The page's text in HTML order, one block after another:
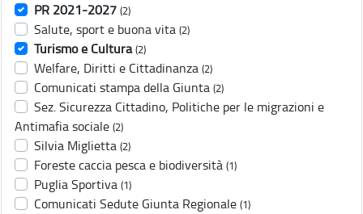
PR 2021-2027 (2)
Salute, sport e buona vita (2)
Turismo e Cultura (2)
Welfare, Diritti e Cittadinanza (2)
Comunicati stampa della Giunta (2)
Sez. Sicurezza Cittadino, Politiche per le migrazioni e
Antimafia sociale (2)
Silvia Miglietta (2)
Foreste caccia pesca e biodiversità (1)
Puglia Sportiva (1)
Comunicati Sedute Giunta Regionale (1)